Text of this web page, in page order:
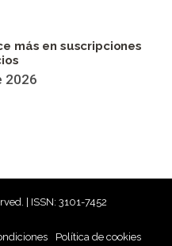
más en suscripciones
2026
| ISSN: 3101-7452
Política de cookies